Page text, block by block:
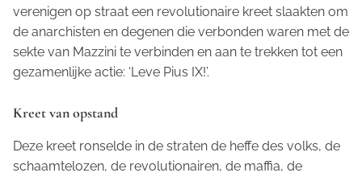
verenigen op straat een revolutionaire kreet slaakten om
de anarchisten en degenen die verbonden waren met de
sekte van Mazzini te verbinden en aan te trekken tot een
gezamenlijke actie: ‘Leve Pius IX!’.
Kreet van opstand
Deze kreet ronselde in de straten de heffe des volks, de
schaamtelozen, de revolutionairen, de maffia, de